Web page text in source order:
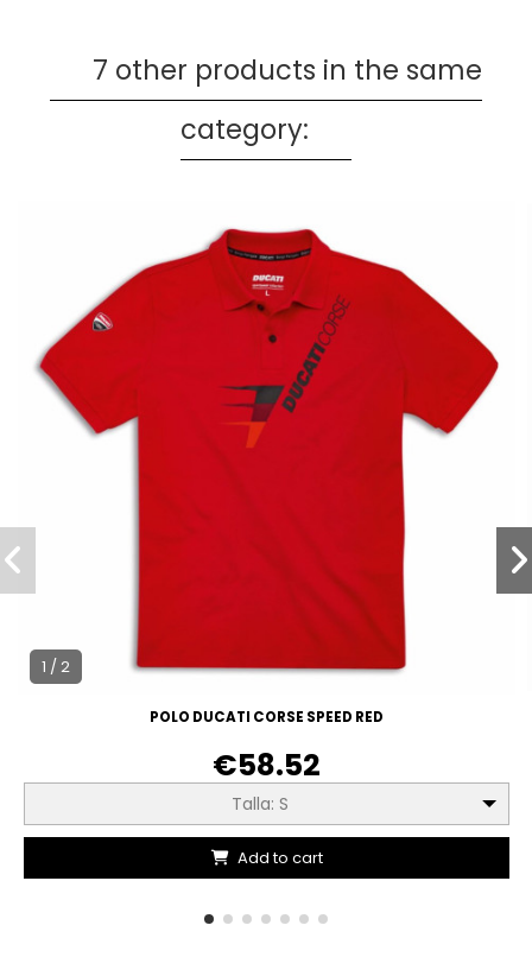
7 other products in the same
category:
1 / 2
POLO DUCATI CORSE SPEED RED
€58.52
Talla: S
Add to cart